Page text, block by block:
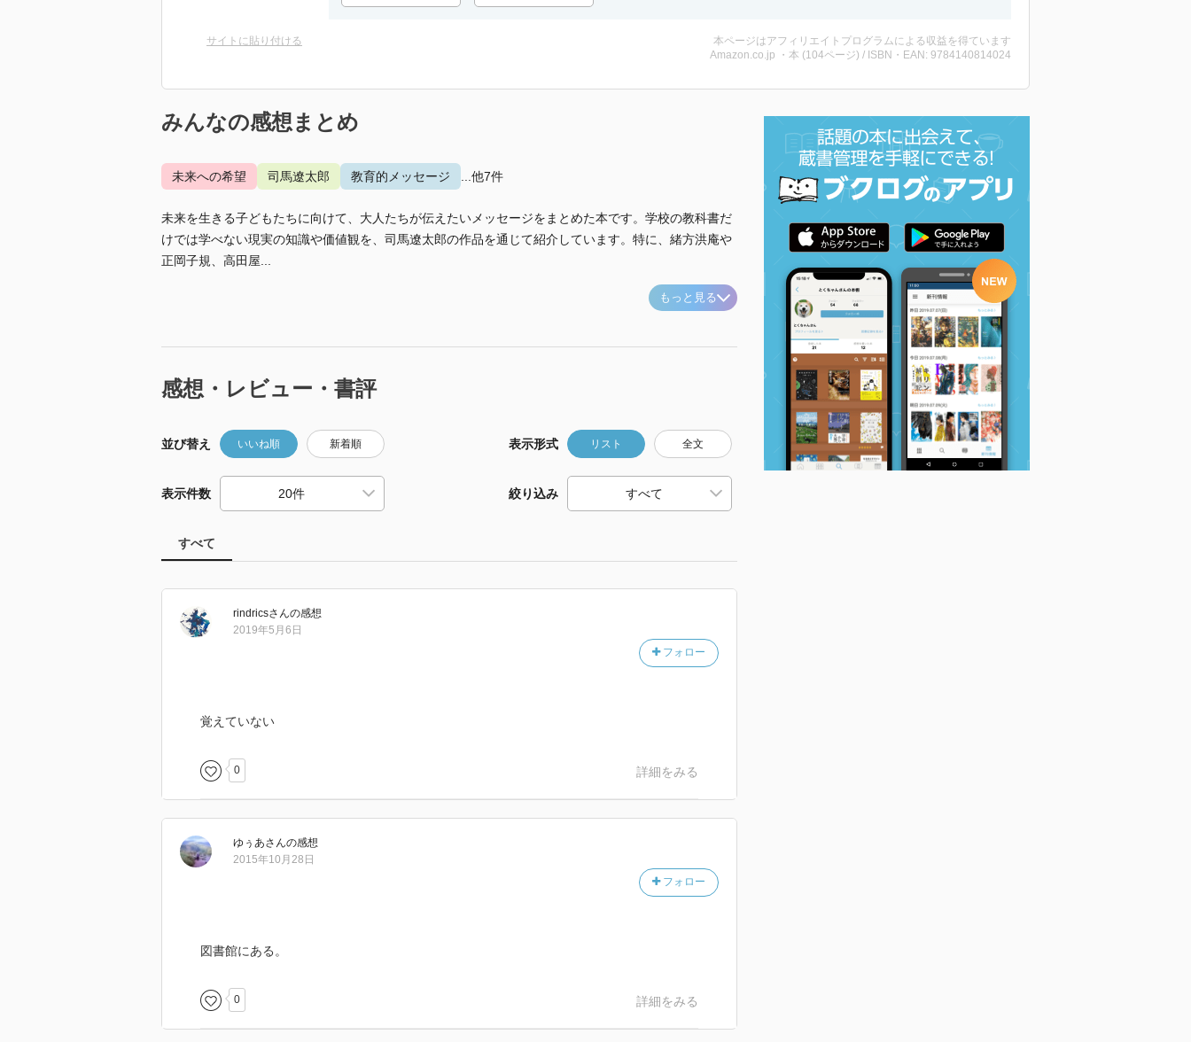
サイトに貼り付ける
本ページはアフィリエイトプログラムによる収益を得ています
Amazon.co.jp ・本 (104ページ) / ISBN・EAN: 9784140814024
みんなの感想まとめ
未来への希望 司馬遼太郎 教育的メッセージ ...他7件
未来を生きる子どもたちに向けて、大人たちが伝えたいメッセージをまとめた本です。学校の教科書だ
けでは学べない現実の知識や価値観を、司馬遼太郎の作品を通じて紹介しています。特に、緒方洪庵や
正岡子規、高田屋...
もっと見る
感想・レビュー・書評
並び替え いいね順 新着順 表示形式 リスト 全文
表示件数 絞り込み
すべて
rindricsさんの感想
フォロー
2019年5月6日
覚えていない
0 詳細をみる
ゆぅあさんの感想
フォロー
2015年10月28日
図書館にある。
0 詳細をみる